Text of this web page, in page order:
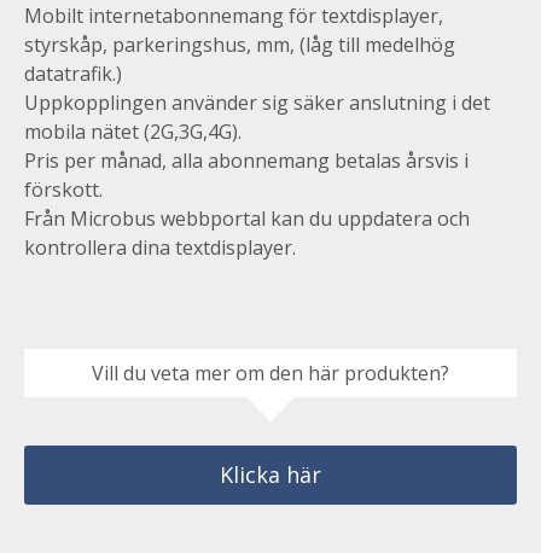
Mobilt internetabonnemang för textdisplayer,
styrskåp, parkeringshus, mm, (låg till medelhög
datatrafik.)
Uppkopplingen använder sig säker anslutning i det
mobila nätet (2G,3G,4G).
Pris per månad, alla abonnemang betalas årsvis i
förskott.
Från Microbus webbportal kan du uppdatera och
kontrollera dina textdisplayer.
Vill du veta mer om den här produkten?
Klicka här